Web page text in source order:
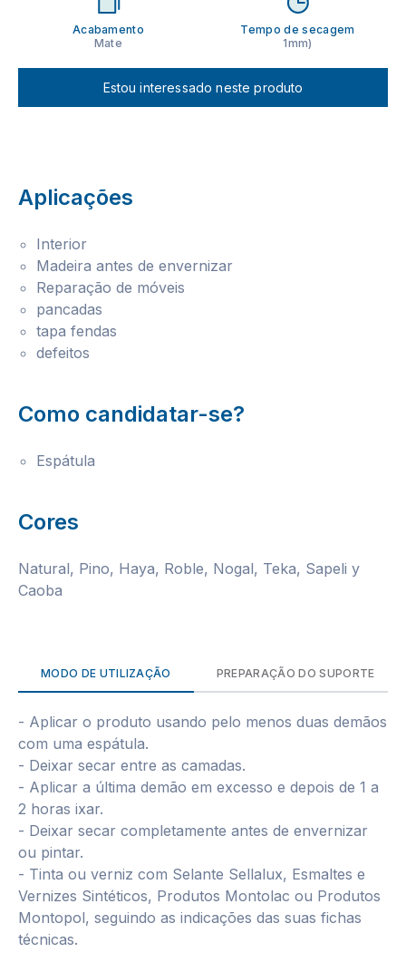
Acabamento
Mate
Tempo de secagem
1mm)
Estou interessado neste produto
Aplicações
Interior
Madeira antes de envernizar
Reparação de móveis
pancadas
tapa fendas
defeitos
Como candidatar-se?
Espátula
Cores
Natural, Pino, Haya, Roble, Nogal, Teka, Sapeli y
Caoba
MODO DE UTILIZAÇÃO PREPARAÇÃO DO SUPORTE
- Aplicar o produto usando pelo menos duas demãos
com uma espátula.
- Deixar secar entre as camadas.
- Aplicar a última demão em excesso e depois de 1 a
2 horas ixar.
- Deixar secar completamente antes de envernizar
ou pintar.
- Tinta ou verniz com Selante Sellalux, Esmaltes e
Vernizes Sintéticos, Produtos Montolac ou Produtos
Montopol, seguindo as indicações das suas fichas
técnicas.